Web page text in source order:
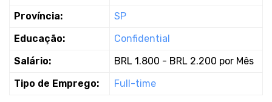
Província:
SP
Educação:
Confidential
Salário:
BRL 1.800 - BRL 2.200 por Mês
Tipo de Emprego:
Full-time